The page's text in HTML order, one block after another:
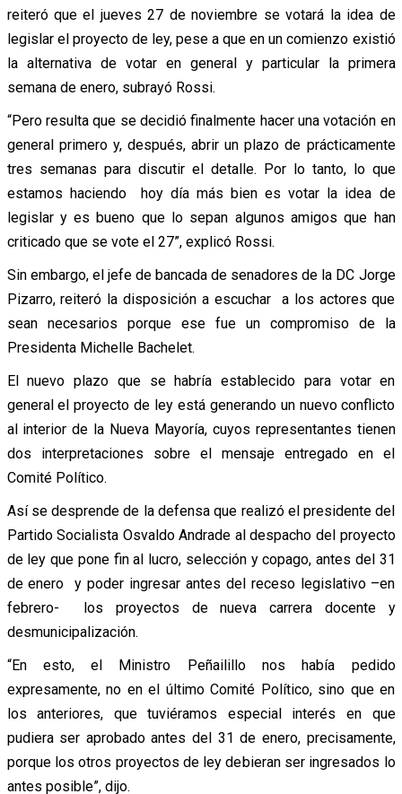
reiteró que el jueves 27 de noviembre se votará la idea de
legislar el proyecto de ley, pese a que en un comienzo existió
la alternativa de votar en general y particular la primera
semana de enero, subrayó Rossi.
“Pero resulta que se decidió finalmente hacer una votación en
general primero y, después, abrir un plazo de prácticamente
tres semanas para discutir el detalle. Por lo tanto, lo que
estamos haciendo hoy día más bien es votar la idea de
legislar y es bueno que lo sepan algunos amigos que han
criticado que se vote el 27”, explicó Rossi.
Sin embargo, el jefe de bancada de senadores de la DC Jorge
Pizarro, reiteró la disposición a escuchar a los actores que
sean necesarios porque ese fue un compromiso de la
Presidenta Michelle Bachelet.
El nuevo plazo que se habría establecido para votar en
general el proyecto de ley está generando un nuevo conflicto
al interior de la Nueva Mayoría, cuyos representantes tienen
dos interpretaciones sobre el mensaje entregado en el
Comité Político.
Así se desprende de la defensa que realizó el presidente del
Partido Socialista Osvaldo Andrade al despacho del proyecto
de ley que pone fin al lucro, selección y copago, antes del 31
de enero y poder ingresar antes del receso legislativo –en
febrero- los proyectos de nueva carrera docente y
desmunicipalización.
“En esto, el Ministro Peñailillo nos había pedido
expresamente, no en el último Comité Político, sino que en
los anteriores, que tuviéramos especial interés en que
pudiera ser aprobado antes del 31 de enero, precisamente,
porque los otros proyectos de ley debieran ser ingresados lo
antes posible”, dijo.